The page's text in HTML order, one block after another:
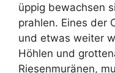
üppig bewachsen
prahlen. Eines der
und etwas weiter
Höhlen und
Riesenmuränen,